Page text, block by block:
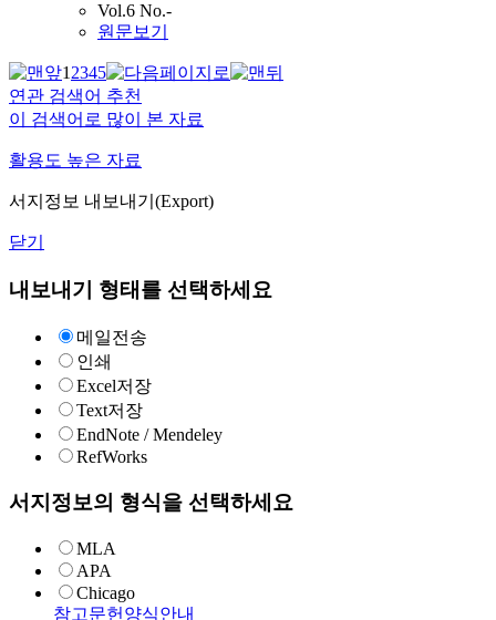
Vol.6 No.-
원문보기
12345
연관 검색어 추천
이 검색어로 많이 본 자료
활용도 높은 자료
서지정보 내보내기(Export)
닫기
내보내기 형태를 선택하세요
메일전송
인쇄
Excel저장
Text저장
EndNote / Mendeley
RefWorks
서지정보의 형식을 선택하세요
MLA
APA
Chicago
참고문헌양식안내